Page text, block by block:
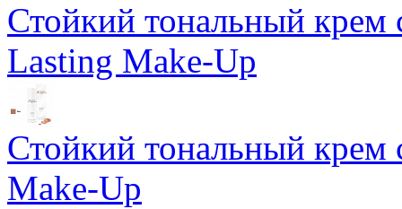
Стойкий тональный
Lasting Make-Up
Стойкий тональный
Make-Up